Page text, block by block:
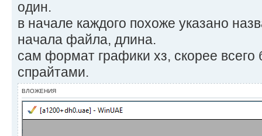
один.
в начале каждого похоже указано
начала файла, длина.
сам формат графики хз, скорее всего
спрайтами.
ВЛОЖЕНИЯ